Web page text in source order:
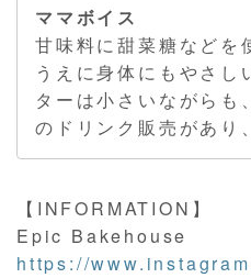
ママボイス
甘味料に甜菜糖などを
うえに身体にもやさし
ターは小さいながらも
のドリンク販売があり
【INFORMATION】
Epic Bakehouse
https://